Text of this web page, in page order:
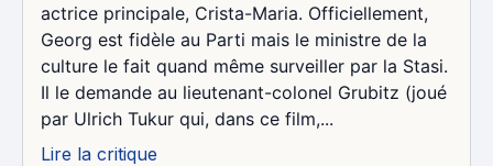
actrice principale, Crista-Maria. Officiellement,
Georg est fidèle au Parti mais le ministre de la
culture le fait quand même surveiller par la Stasi.
Il le demande au lieutenant-colonel Grubitz (joué
par Ulrich Tukur qui, dans ce film,...
Lire la critique